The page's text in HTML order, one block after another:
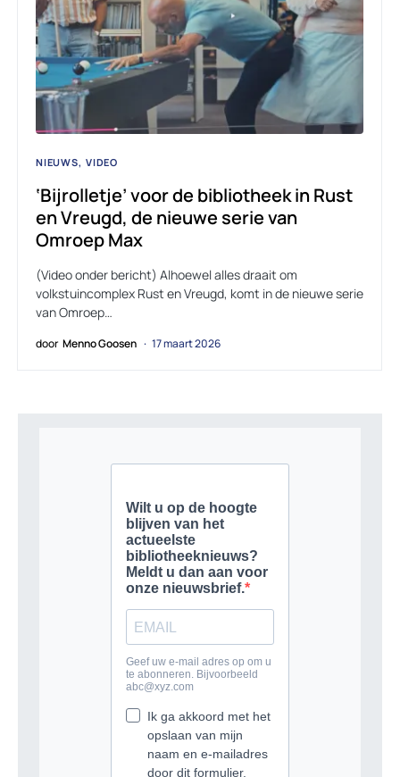
NIEUWS VIDEO
‘Bijrolletje’ voor de bibliotheek in Rust
en Vreugd, de nieuwe serie van
Omroep Max
(Video onder bericht) Alhoewel alles draait om
volkstuincomplex Rust en Vreugd, komt in de nieuwe serie
van Omroep…
door Menno Goosen 17 maart 2026